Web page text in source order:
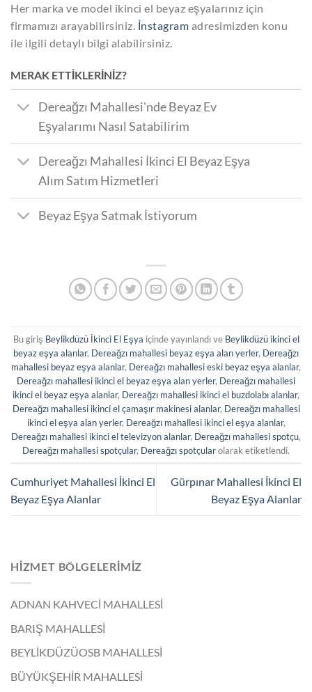
Her marka ve model ikinci el beyaz eşyalarınız için
firmamızı arayabilirsiniz. İnstagram adresimizden konu
ile ilgili detaylı bilgi alabilirsiniz.
MERAK ETTİKLERİNİZ?
Dereağzı Mahallesi'nde Beyaz Ev
Eşyalarımı Nasıl Satabilirim
Dereağzı Mahallesi İkinci El Beyaz Eşya
Alım Satım Hizmetleri
Beyaz Eşya Satmak İstiyorum
Bu giriş Beylikdüzü İkinci El Eşya içinde yayınlandı ve Beylikdüzü ikinci el
beyaz eşya alanlar, Dereağzı mahallesi beyaz eşya alan yerler, Dereağzı
mahallesi beyaz eşya alanlar, Dereağzı mahallesi eski beyaz eşya alanlar,
Dereağzı mahallesi ikinci el beyaz eşya alan yerler, Dereağzı mahallesi
ikinci el beyaz eşya alanlar, Dereağzı mahallesi ikinci el buzdolabı alanlar,
Dereağzı mahallesi ikinci el çamaşır makinesi alanlar, Dereağzı mahallesi
ikinci el eşya alan yerler, Dereağzı mahallesi ikinci el eşya alanlar,
Dereağzı mahallesi ikinci el televizyon alanlar, Dereağzı mahallesi spotçu,
Dereağzı mahallesi spotçular, Dereağzı spotçularolarak etiketlendi.
Cumhuriyet Mahallesi İkinci El
Beyaz Eşya Alanlar
Gürpınar Mahallesi İkinci El
Beyaz Eşya Alanlar
HIZMET BÖLGELERIMIZ
ADNAN KAHVECİ MAHALLESİ
BARIŞ MAHALLESİ
BEYLİKDÜZÜOSB MAHALLESİ
BÜYÜKŞEHİR MAHALLESİ